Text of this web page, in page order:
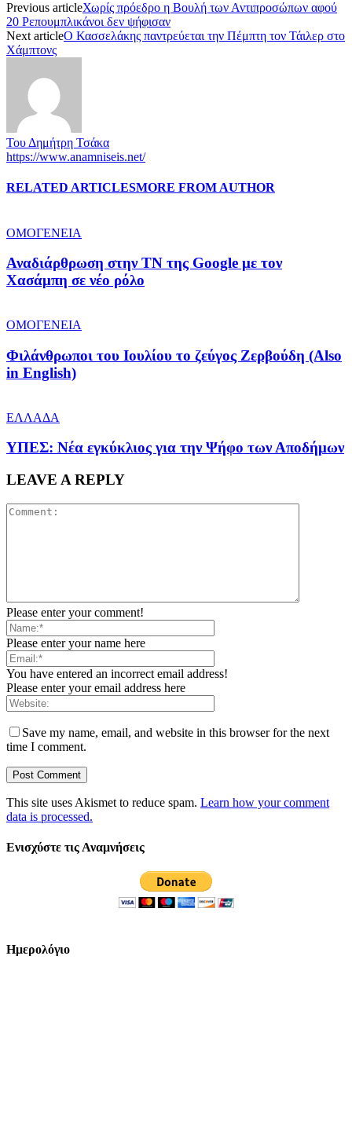
Previous articleΧωρίς πρόεδρο η Βουλή των Αντιπροσώπων αφού
20 Ρεπουμπλικάνοι δεν ψήφισαν
Next articleΟ Κασσελάκης παντρεύεται την Πέμπτη τον Τάιλερ στo
Χάμπτονς
Του Δημήτρη Τσάκα
https://www.anamniseis.net/
RELATED ARTICLESMORE FROM AUTHOR
ΟΜΟΓΕΝΕΙΑ
Αναδιάρθρωση στην ΤΝ της Google με τον
Χασάμπη σε νέο ρόλο
ΟΜΟΓΕΝΕΙΑ
Φιλάνθρωποι του Ιουλίου το ζεύγος Ζερβούδη (Also
in English)
ΕΛΛΑΔΑ
ΥΠΕΣ: Νέα εγκύκλιος για την Ψήφο των Αποδήμων
LEAVE A REPLY
Please enter your comment!
Please enter your name here
You have entered an incorrect email address!
Please enter your email address here
Save my name, email, and website in this browser for the next
time I comment.
This site uses Akismet to reduce spam. Learn how your comment
data is processed.
Ενισχύστε τις Αναμνήσεις
Ημερολόγιο